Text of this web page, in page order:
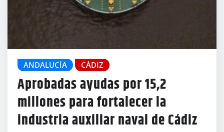
ANDALUCÍA CÁDIZ
Aprobadas ayudas por 15,2
millones para fortalecer la
industria auxiliar naval de Cádiz